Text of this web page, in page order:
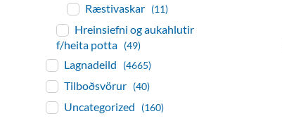
Ræstivaskar (11)
Hreinsiefni og aukahlutir
f/heita potta (49)
Lagnadeild (4665)
Tilboðsvörur (40)
Uncategorized (160)